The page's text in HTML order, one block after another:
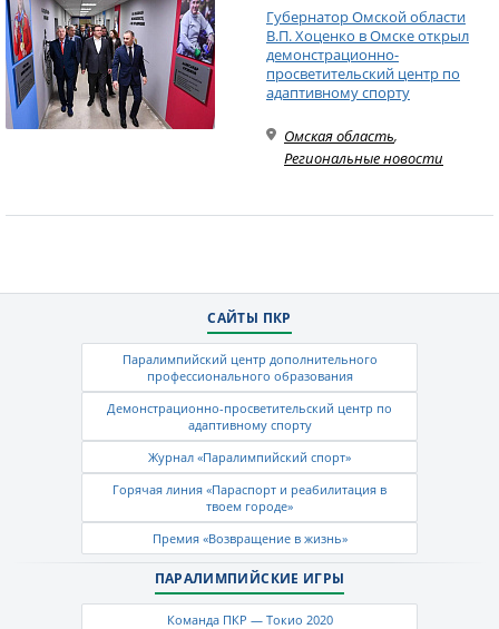
Губернатор Омской области
В.П. Хоценко в Омске открыл
демонстрационно-
просветительский центр по
адаптивному спорту
Омская область,
Региональные новости
САЙТЫ ПКР
Паралимпийский центр дополнительного
профессионального образования
Демонстрационно-просветительский центр по
адаптивному спорту
Журнал «Паралимпийский спорт»
Горячая линия «Параспорт и реабилитация в
твоем городе»
Премия «Возвращение в жизнь»
ПАРАЛИМПИЙСКИЕ ИГРЫ
Команда ПКР — Токио 2020